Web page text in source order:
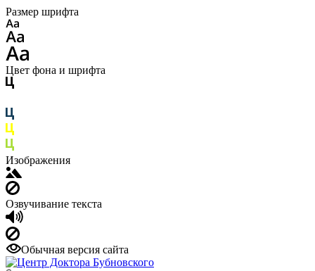
Размер шрифта
Цвет фона и шрифта
Изображения
Озвучивание текста
Обычная версия сайта